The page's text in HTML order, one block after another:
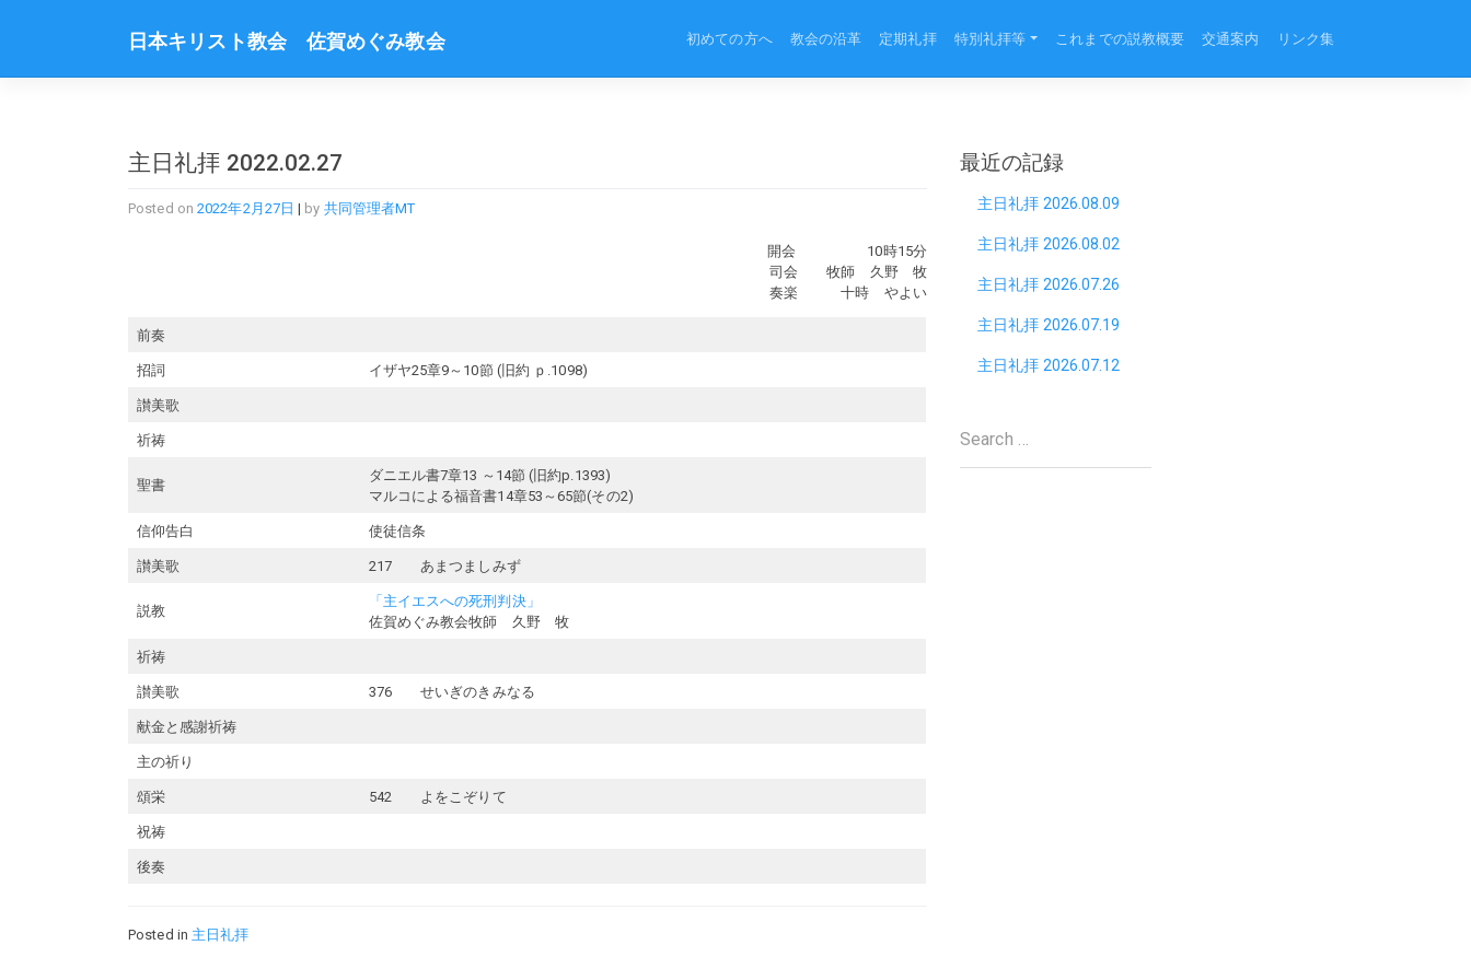
日本キリスト教会 佐賀めぐみ教会 初めての方へ 教会の沿革 定期礼拝 特別礼拝等 これまでの説教概要 交通案内 リンク集
主日礼拝 2022.02.27
Posted on 2022年2月27日 | by 共同管理者MT
開会 10時15分
司会 牧師 久野 牧
奏楽 十時 やよい
前奏
招詞 イザヤ25章9～10節 (旧約 ｐ.1098)
讃美歌
祈祷
聖書
ダニエル書7章13 ～14節 (旧約p.1393)
マルコによる福音書14章53～65節(その2)
信仰告白 使徒信条
讃美歌 217 あまつましみず
説教
「主イエスへの死刑判決」
佐賀めぐみ教会牧師 久野 牧
祈祷
讃美歌 376 せいぎのきみなる
献金と感謝祈祷
主の祈り
頌栄 542 よをこぞりて
祝祷
後奏
Posted in 主日礼拝
最近の記録
主日礼拝 2026.08.09
主日礼拝 2026.08.02
主日礼拝 2026.07.26
主日礼拝 2026.07.19
主日礼拝 2026.07.12